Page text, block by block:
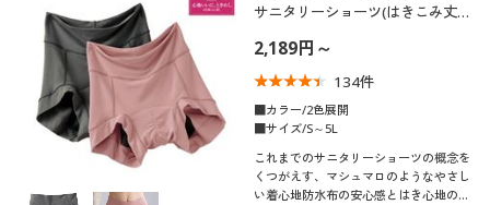
サニタリーショーツ(はきこみ丈ス
2,189円～
134件
■カラー/2色展開
■サイズ/S～5L
これまでのサニタリーショーツの概念を
くつがえす、マシュマロのようなやさし
い着心地防水布の安心感とはき心地の良